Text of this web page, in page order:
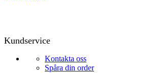
Kundservice
Kontakta oss
Spåra din order